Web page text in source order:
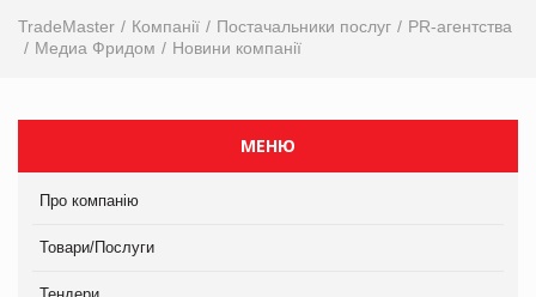
TradeMaster Компанії Постачальники послуг
PR-агентства
Медиа Фридом
Новини компанії
МЕНЮ
Про компанію
Товари/Послуги